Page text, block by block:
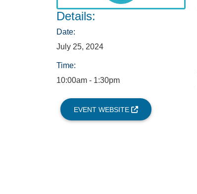
Details:
Date:
July 25, 2024
Time:
10:00am - 1:30pm
EVENT WEBSITE